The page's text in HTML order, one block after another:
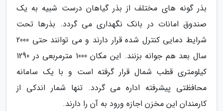
بذر گونه های مختلف از بذر گیاهان درست شبیه به یک
صندوق امانات در بانک نگهداری می گردد. بذرها تحت
شرایط دمایی کنترل شده قرار دارند و می توانند حتی 2000
سال بعد هم جوانه بزنند. این مکان 1000 مترمربعی در 1290
کیلومتری قطب شمال قرار گرفته است و با یک سامانه
محافظتی پیشرفته اداره می گردد. تنها شمار اندکی از
کارمندان این مخزن اجازه ورود به آن را دارند.